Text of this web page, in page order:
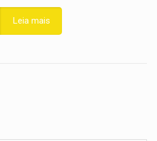
Leia mais